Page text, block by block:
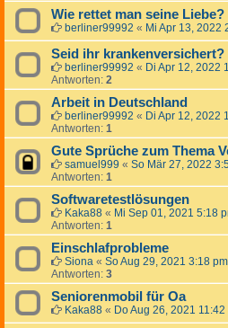
Wie rettet man seine Liebe?
berliner99992 « Mi Apr 13, 2022
Seid ihr krankenversichert?
berliner99992 « Di Apr 12, 2022
Antworten: 2
Arbeit in Deutschland
berliner99992 « Di Apr 12, 2022
Antworten: 1
Gute Sprüche zum Thema
samuel999 « So Mär 27, 2022
Antworten: 1
Softwaretestlösungen
Kaka88 « Mi Sep 01, 2021 5:18
Antworten: 1
Einschlafprobleme
Siona « So Aug 29, 2021 3:18 pm
Antworten: 3
Seniorenmobil für Oa
Kaka88 « Do Aug 26, 2021 11:42